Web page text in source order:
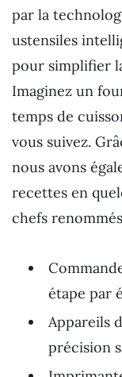
par la
ustensiles
pour simplifier
Imaginez un
temps de
vous suivez.
nous avons
recettes en
chefs
étape par
Appareils
précision